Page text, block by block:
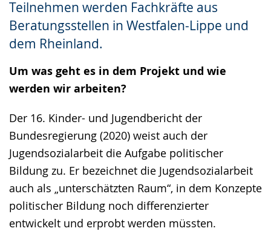
Teilnehmen werden Fachkräfte aus
Beratungsstellen in Westfalen-Lippe und
dem Rheinland.
Um was geht es in dem Projekt und wie
werden wir arbeiten?
Der 16. Kinder- und Jugendbericht der
Bundesregierung (2020) weist auch der
Jugendsozialarbeit die Aufgabe politischer
Bildung zu. Er bezeichnet die Jugendsozialarbeit
auch als „unterschätzten Raum“, in dem Konzepte
politischer Bildung noch differenzierter
entwickelt und erprobt werden müssten.